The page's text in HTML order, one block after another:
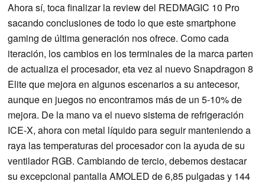
Ahora sí, toca finalizar la review del REDMAGIC 10 Pro
sacando conclusiones de todo lo que este smartphone
gaming de última generación nos ofrece. Como cada
iteración, los cambios en los terminales de la marca parten
de actualiza el procesador, eta vez al nuevo Snapdragon 8
Elite que mejora en algunos escenarios a su antecesor,
aunque en juegos no encontramos más de un 5-10% de
mejora. De la mano va el nuevo sistema de refrigeración
ICE-X, ahora con metal líquido para seguir manteniendo a
raya las temperaturas del procesador con la ayuda de su
ventilador RGB. Cambiando de tercio, debemos destacar
su excepcional pantalla AMOLED de 6,85 pulgadas y 144